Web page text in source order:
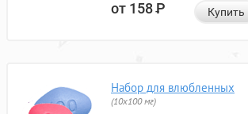
от 158Р Купить
Набор для влюбленных
(10х100 мг)